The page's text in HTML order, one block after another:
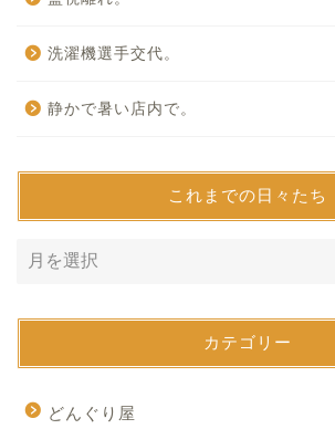
洗濯機選手交代。
静かで暑い店内で。
これまでの日々たち
カテゴリー
どんぐり屋